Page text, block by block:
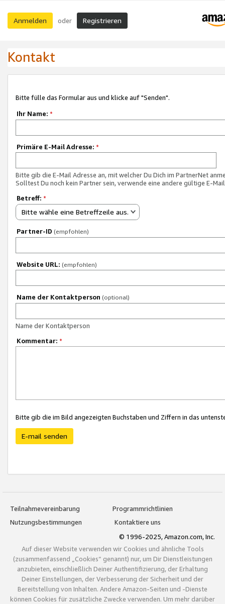
Anmelden oder Registrieren
Kontakt
Bitte fülle das Formular aus und klicke auf "Senden".
Ihr Name: *
Primäre E-Mail Adresse: *
Bitte gib die E-Mail Adresse an, mit welcher Du Dich im PartnerNet
Solltest Du noch kein Partner sein, verwende eine andere gültige E-
Betreff: *
Bitte wähle eine Betreffzeile aus.
Partner-ID (empfohlen)
Website URL: (empfohlen)
Name der Kontaktperson (optional)
Name der Kontaktperson
Kommentar: *
Bitte gib die im Bild angezeigten Buchstaben und Ziffern in das
E-mail senden
Teilnahmevereinbarung
Programmrichtlinien
Nutzungsbestimmungen
Kontaktiere uns
© 1996-2025, Amazon.com, Inc.
Auf dieser Website verwenden wir Cookies und ähnliche Tools
(zusammenfassend „Cookies“ genannt) nur, um Dir Dienstleistungen
anzubieten, einschließlich Deiner Authentifizierung, der Erhaltung
Deiner Einstellungen, der Verbesserung der Sicherheit und der
Bereitstellung von Inhalten. Andere Amazon-Seiten und -Dienste
können Cookies für zusätzliche Zwecke verwenden. Um mehr darüber